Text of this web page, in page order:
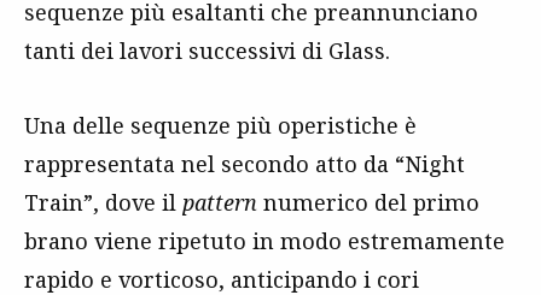
sequenze più esaltanti che preannunciano
tanti dei lavori successivi di Glass.
Una delle sequenze più operistiche è
rappresentata nel secondo atto da “Night
Train”, dove il pattern numerico del primo
brano viene ripetuto in modo estremamente
rapido e vorticoso, anticipando i cori